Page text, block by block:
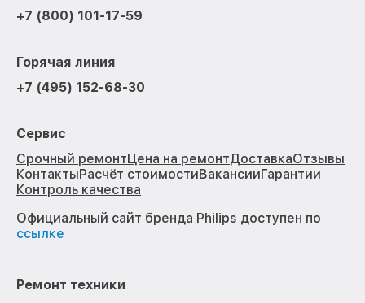
+7 (800) 101-17-59
Горячая линия
+7 (495) 152-68-30
Сервис
Срочный ремонтЦена на ремонтДоставкаОтзывы
КонтактыРасчёт стоимостиВакансииГарантии
Контроль качества
Официальный сайт бренда Philips доступен по
ссылке
Ремонт техники